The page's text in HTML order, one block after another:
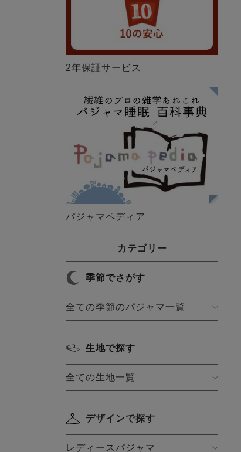
2年保証サービス
パジャマペディア
カテゴリー
季節でさがす
全ての季節のパジャマ一覧
生地で探す
全ての生地一覧
デザインで探す
レディースパジャマ